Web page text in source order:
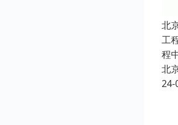
北
工
程
北
24-